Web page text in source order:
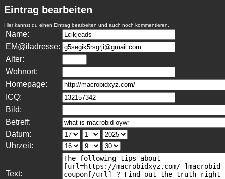
Eintrag bearbeiten
Hier kannst du einen Eintrag bearbeiten und auch noch kommentieren.
Name:
EM@iladresse:
Alter:
Wohnort:
Homepage:
ICQ:
Bild:
Betreff:
Datum:
Uhrzeit:
Text: